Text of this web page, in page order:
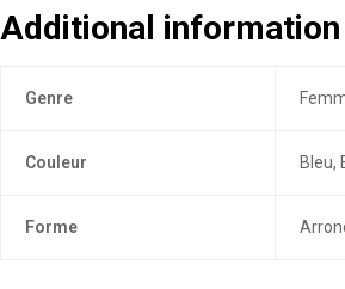
Additional information
Genre
Couleur Bleu,
Forme